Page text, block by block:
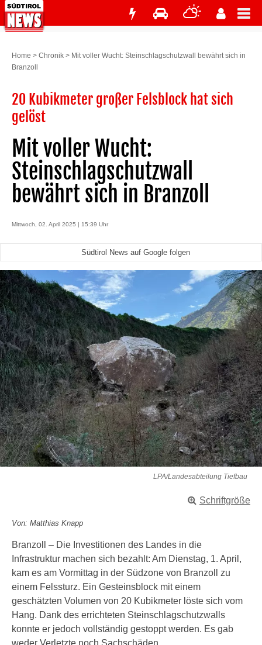
Home > Chronik > Mit voller Wucht: Steinschlagschutzwall bewährt sich in
Branzoll
20 Kubikmeter großer Felsblock hat sich
gelöst
Mit voller Wucht:
Steinschlagschutzwall
bewährt sich in Branzoll
Mittwoch, 02. April 2025 | 15:39 Uhr
Südtirol News auf Google folgen
LPA/Landesabteilung Tiefbau
Schriftgröße
Von: Matthias Knapp
Branzoll – Die Investitionen des Landes in die
Infrastruktur machen sich bezahlt: Am Dienstag, 1. April,
kam es am Vormittag in der Südzone von Branzoll zu
einem Felssturz. Ein Gesteinsblock mit einem
geschätzten Volumen von 20 Kubikmeter löste sich vom
Hang. Dank des errichteten Steinschlagschutzwalls
konnte er jedoch vollständig gestoppt werden. Es gab
weder Verletzte noch Sachschäden.